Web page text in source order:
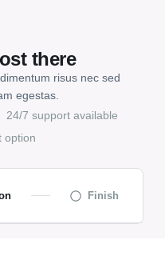
there
risus nec sed
egestas.
24/7 support available
option
Finish